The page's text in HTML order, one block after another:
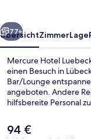
Weiter
77+
ÜbersichtZimmerLage
Mercure Hotel
einen Besuch in
Bar/Lounge
angeboten. Andere
hilfsbereite Personal
Der
94 €